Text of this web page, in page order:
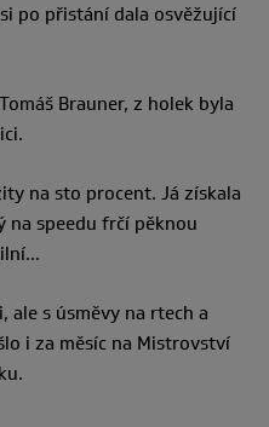
po přistání dala osvěžující
Brauner, z holek byla
na sto procent. Já získala
speedu frčí pěknou
ale s úsměvy na rtech a
i za měsíc na Mistrovství